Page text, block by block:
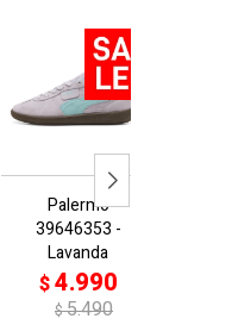
Palermo
39646353 -
Lavanda
$4.990
$5.490